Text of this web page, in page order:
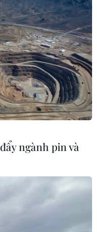
ngành pin và